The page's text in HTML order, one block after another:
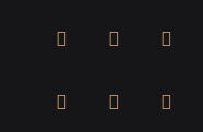
لينكدإن ‫YouTube
انستقرامOdnoklassniki
‫TikTok